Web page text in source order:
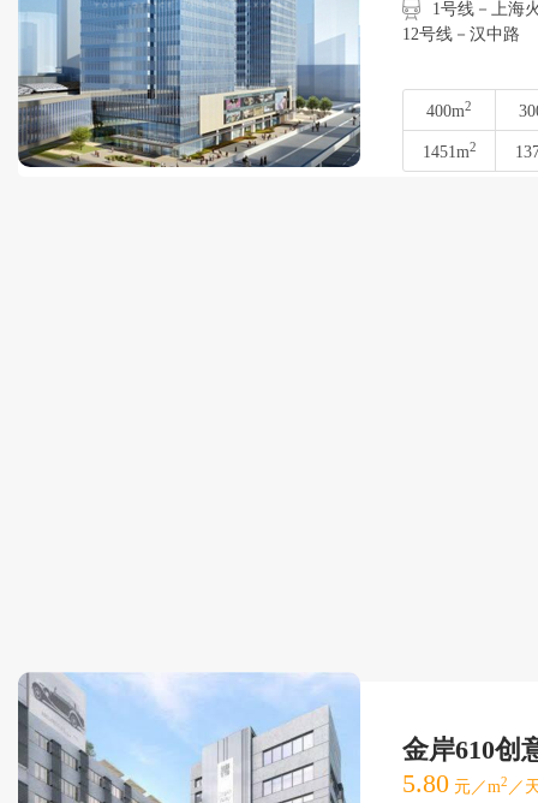
1号线－上海火
12号线－汉中路
400m2
1451m2
金岸610创
5.80 元／m2 ／